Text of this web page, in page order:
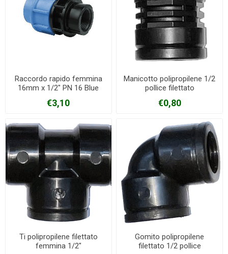
Raccordo rapido femmina
16mm x 1/2" PN 16 Blue
€3,10
Manicotto polipropilene 1/2
pollice filettato
€0,80
Ti polipropilene filettato
femmina 1/2"
Gomito polipropilene
filettato 1/2 pollice